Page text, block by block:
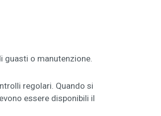
guasti o manutenzione.
regolari. Quando si
essere disponibili il